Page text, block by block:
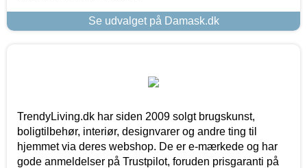
Se udvalget på Damask.dk
TrendyLiving.dk har siden 2009 solgt brugskunst,
boligtilbehør, interiør, designvarer og andre ting til
hjemmet via deres webshop. De er e-mærkede og har
gode anmeldelser på Trustpilot, foruden prisgaranti på